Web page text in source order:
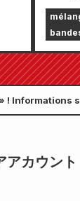
»,
«
! Informations
アカウント